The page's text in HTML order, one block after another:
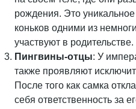
рождения. Это
коньков одними из
участвуют в родительстве.
Пингвины-отцы: У
также проявляют
После того как самка
себя ответственность за